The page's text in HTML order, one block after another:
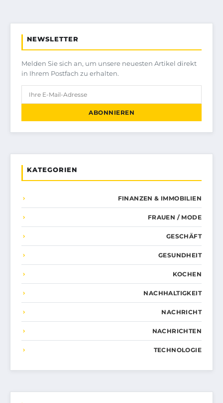
NEWSLETTER
Melden Sie sich an, um unsere neuesten Artikel direkt
in Ihrem Postfach zu erhalten.
ABONNIEREN
KATEGORIEN
FINANZEN & IMMOBILIEN
FRAUEN / MODE
GESCHÄFT
GESUNDHEIT
KOCHEN
NACHHALTIGKEIT
NACHRICHT
NACHRICHTEN
TECHNOLOGIE